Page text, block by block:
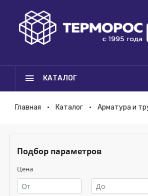
КАТАЛОГ
Главная Каталог Арматура и
Подбор параметров
Цена